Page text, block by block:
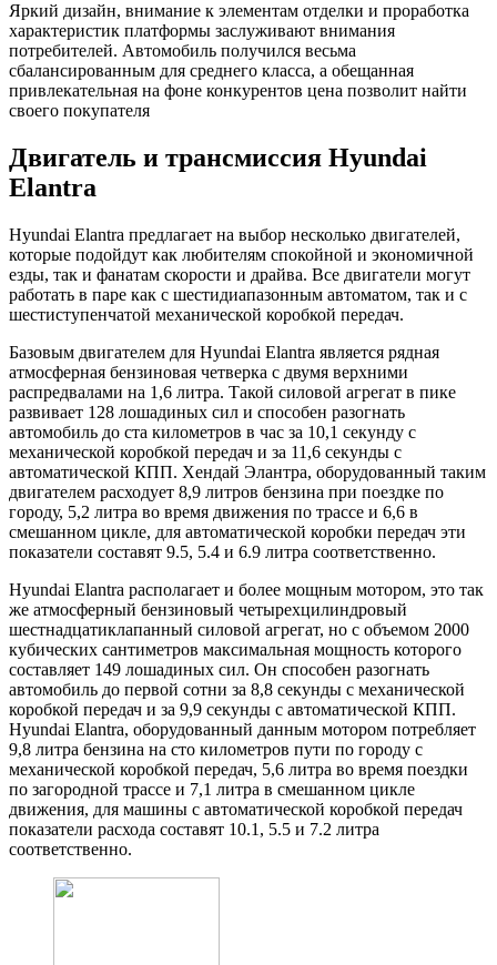
Яркий дизайн, внимание к элементам отделки и проработка
характеристик платформы заслуживают внимания
потребителей. Автомобиль получился весьма
сбалансированным для среднего класса, а обещанная
привлекательная на фоне конкурентов цена позволит найти
своего покупателя
Двигатель и трансмиссия Hyundai
Elantra
Hyundai Elantra предлагает на выбор несколько двигателей,
которые подойдут как любителям спокойной и экономичной
езды, так и фанатам скорости и драйва. Все двигатели могут
работать в паре как с шестидиапазонным автоматом, так и с
шестиступенчатой механической коробкой передач.
Базовым двигателем для Hyundai Elantra является рядная
атмосферная бензиновая четверка с двумя верхними
распредвалами на 1,6 литра. Такой силовой агрегат в пике
развивает 128 лошадиных сил и способен разогнать
автомобиль до ста километров в час за 10,1 секунду с
механической коробкой передач и за 11,6 секунды с
автоматической КПП. Хендай Элантра, оборудованный таким
двигателем расходует 8,9 литров бензина при поездке по
городу, 5,2 литра во время движения по трассе и 6,6 в
смешанном цикле, для автоматической коробки передач эти
показатели составят 9.5, 5.4 и 6.9 литра соответственно.
Hyundai Elantra располагает и более мощным мотором, это так
же атмосферный бензиновый четырехцилиндровый
шестнадцатиклапанный силовой агрегат, но с объемом 2000
кубических сантиметров максимальная мощность которого
составляет 149 лошадиных сил. Он способен разогнать
автомобиль до первой сотни за 8,8 секунды с механической
коробкой передач и за 9,9 секунды с автоматической КПП.
Hyundai Elantra, оборудованный данным мотором потребляет
9,8 литра бензина на сто километров пути по городу с
механической коробкой передач, 5,6 литра во время поездки
по загородной трассе и 7,1 литра в смешанном цикле
движения, для машины с автоматической коробкой передач
показатели расхода составят 10.1, 5.5 и 7.2 литра
соответственно.